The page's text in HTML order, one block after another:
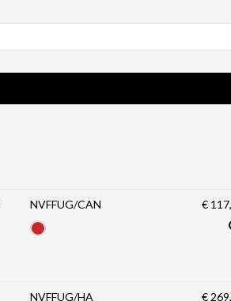
NVFFUG/CAN €
NVFFUG/HA €